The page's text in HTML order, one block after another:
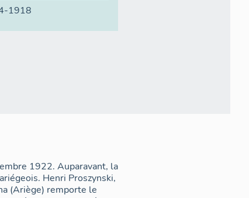
1918
1922. Auparavant, la
Henri Proszynski,
(Ariège) remporte le